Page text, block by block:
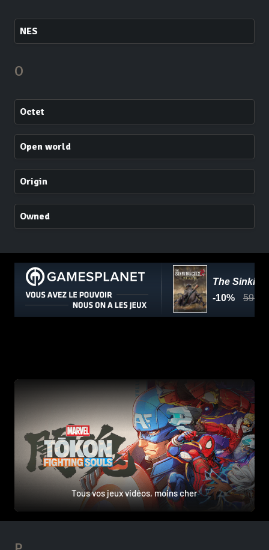
NES
O
Octet
Open world
Origin
Owned
Tous vos jeux vidéos, moins cher